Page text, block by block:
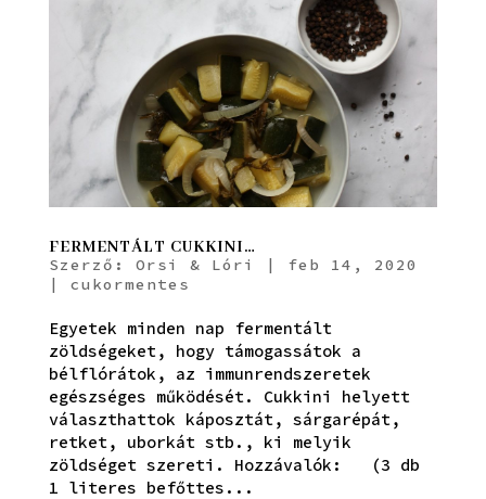
FERMENTÁLT CUKKINI…
Szerző: Orsi & Lóri | feb 14, 2020
| cukormentes
Egyetek minden nap fermentált
zöldségeket, hogy támogassátok a
bélflórátok, az immunrendszeretek
egészséges működését. Cukkini helyett
választhattok káposztát, sárgarépát,
retket, uborkát stb., ki melyik
zöldséget szereti. Hozzávalók: (3 db
1 literes befőttes...